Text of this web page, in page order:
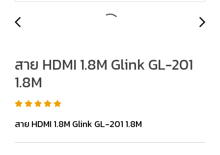
สาย HDMI 1.8M Glink GL-201
1.8M
สาย HDMI 1.8M Glink GL-201 1.8M